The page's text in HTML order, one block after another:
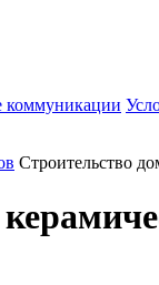
Строительство